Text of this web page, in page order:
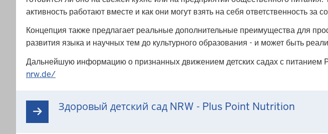
активность работают вместе и как они могут взять на себя ответственность за
Концепция также предлагает реальные дополнительные преимущества для
развития языка и научных тем до культурного образования - и может быть
Дальнейшую информацию о признанных движением детских садах с питанием
nrw.de/
Здоровый детский сад NRW - Plus Point Nutrition